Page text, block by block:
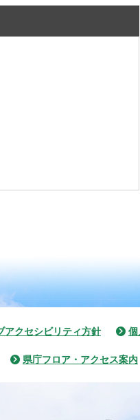
アクセシビリティ方針 個
県庁フロア・アクセス案内